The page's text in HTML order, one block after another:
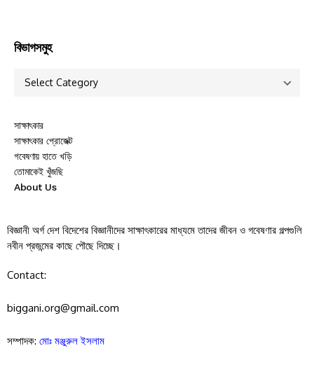
বিভাগসমুহ
সাক্ষাৎকার
সাক্ষাৎকার প্রোজেক্ট
গবেষণায় হাতে খড়ি
তোমাকেই খুঁজছি
About Us
বিজ্ঞানী অর্গ দেশ বিদেশের বিজ্ঞানীদের সাক্ষাৎকারের মাধ্যমে তাদের জীবন ও গবেষণার গল্পগুলি
নবীন প্রজন্মের কাছে পৌছে দিচ্ছে।
Contact:
biggani.org@gmail.com
সম্পাদক: মোঃ মঞ্জুরুল ইসলাম